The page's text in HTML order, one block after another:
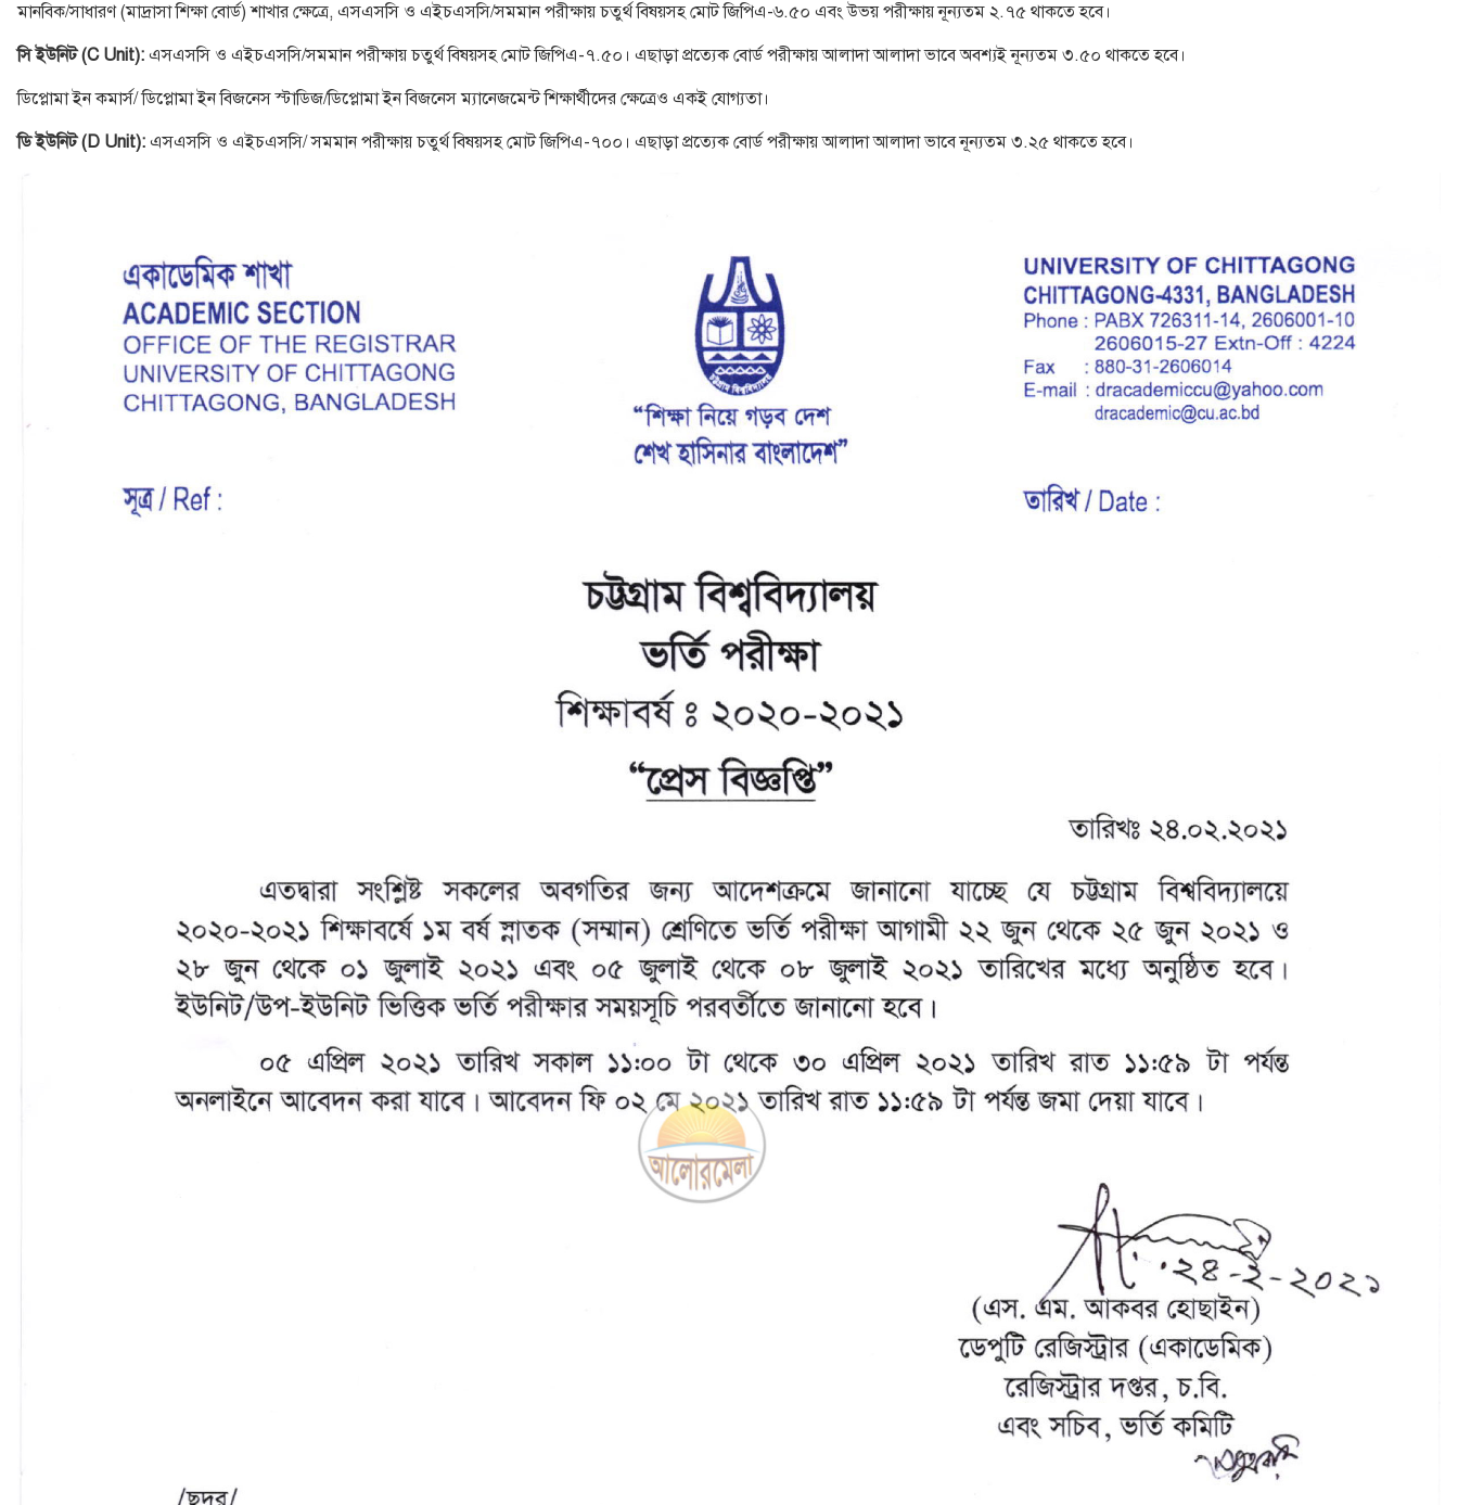
মানবিক/সাধারণ (মাদ্রাসা শিক্ষা বোর্ড) শাখার ক্ষেত্রে, এসএসসি ও এইচএসসি/সমমান পরীক্ষায় চতুর্থ বিষয়সহ মোট জিপিএ-৬.৫০ এবং উভয় পরীক্ষায় নূন্যতম ২.৭৫ থাকতে হবে।
সি ইউনিট (C Unit): এসএসসি ও এইচএসসি/সমমান পরীক্ষায় চতুর্থ বিষয়সহ মোট জিপিএ-৭.৫০। এছাড়া প্রত্যেক বোর্ড পরীক্ষায় আলাদা আলাদা ভাবে অবশ্যই নূন্যতম ৩.৫০ থাকতে হবে।
ডিপ্লোমা ইন কমার্স/ ডিপ্লোমা ইন বিজনেস স্টাডিজ/ডিপ্লোমা ইন বিজনেস ম্যানেজমেন্ট শিক্ষার্থীদের ক্ষেত্রেও একই যোগ্যতা।
ডি ইউনিট (D Unit): এসএসসি ও এইচএসসি/ সমমান পরীক্ষায় চতুর্থ বিষয়সহ মোট জিপিএ-৭০০। এছাড়া প্রত্যেক বোর্ড পরীক্ষায় আলাদা আলাদা ভাবে নূন্যতম ৩.২৫ থাকতে হবে।